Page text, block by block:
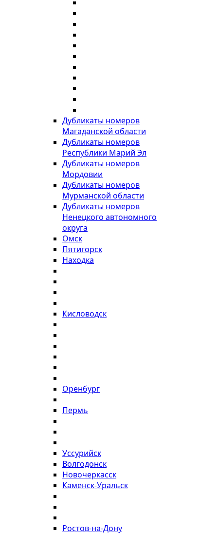
Дубликаты номеров
Магаданской области
Дубликаты номеров
Республики Марий Эл
Дубликаты номеров
Мордовии
Дубликаты номеров
Мурманской области
Дубликаты номеров
Ненецкого автономного
округа
Омск
Пятигорск
Находка
Кисловодск
Оренбург
Пермь
Уссурийск
Волгодонск
Новочеркасск
Каменск-Уральск
Ростов-на-Дону